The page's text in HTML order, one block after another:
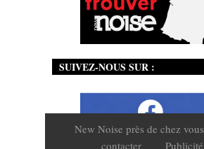
SUIVEZ-NOUS SUR :
New Noise près de chez vous
contacter
Publicité